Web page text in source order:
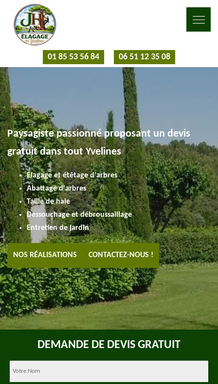
01 85 53 56 84 06 51 12 35 08
Paysagiste passionné proposant un devis
gratuit dans tout Yvelines
Elagage et étêtage d'arbres
Abattage d'arbres
Taille de haie
Dessouchage et débroussaillage
Entretien de jardin
NOS RÉALISATIONS CONTACTEZ-NOUS !
DEMANDE DE DEVIS GRATUIT